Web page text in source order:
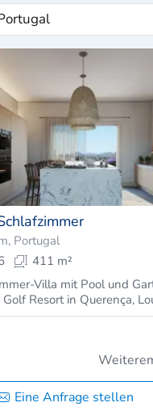
Portugal
411 m²
Villa mit Pool und
Resort in Querença,
Eine Anfrage stellen